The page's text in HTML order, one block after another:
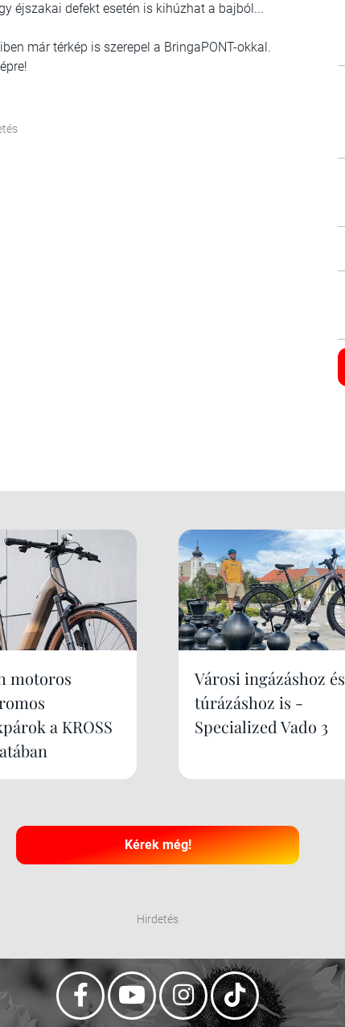
éjszakai defekt esetén is kihúzhat a bajból...
már térkép is szerepel a BringaPONT-okkal.
motoros
a KROSS
Városi ingázáshoz és
túrázáshoz is -
Specialized Vado 3
Kérek még!
Hirdetés